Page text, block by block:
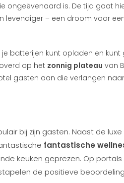
ongeëvenaard is. De tijd gaat
levendiger – een droom voor
je batterijen kunt opladen en kunt
op het zonnig plateau van
gasten aan die verlangen
bij zijn gasten. Naast de luxe
fantastische
keuken geprezen. Op portals
de positieve